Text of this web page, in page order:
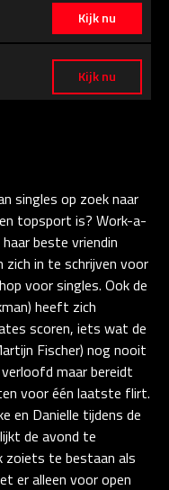
Kijk nu
Kijk nu
singles op zoek naar
topsport is? Work-a-
beste vriendin
zich in te schrijven voor
voor singles. Ook de
heeft zich
scoren, iets wat de
Fischer) nog nooit
maar bereidt
voor één laatste flirt.
en Danielle tijdens de
de avond te
zoiets te bestaan als
er alleen voor open